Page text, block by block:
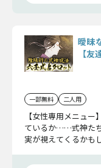
曖昧
【
一部無料 二人用
【女性専用メニュ
ているか……式神た
実が視えてくるかも